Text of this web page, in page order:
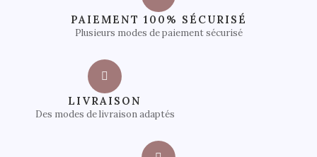
PAIEMENT 100% SÉCURISÉ
Plusieurs modes de paiement sécurisé
LIVRAISON
Des modes de livraison adaptés